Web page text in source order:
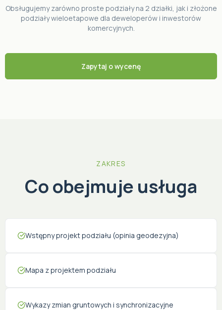
Obsługujemy zarówno proste podziały na 2 działki, jak i złożone
podziały wieloetapowe dla deweloperów i inwestorów
komercyjnych.
Zapytaj o wycenę
ZAKRES
Co obejmuje usługa
Wstępny projekt podziału (opinia geodezyjna)
Mapa z projektem podziału
Wykazy zmian gruntowych i synchronizacyjne
Cena Powierzchnia